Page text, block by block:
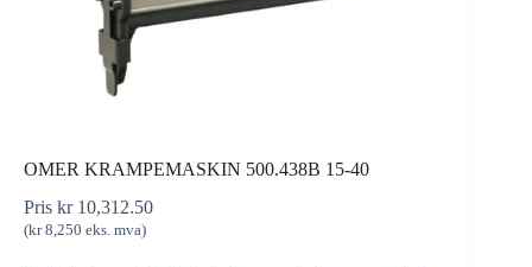
OMER KRAMPEMASKIN 500.438B 15-40
Pris kr10,312.50
(kr8,250 eks. mva)